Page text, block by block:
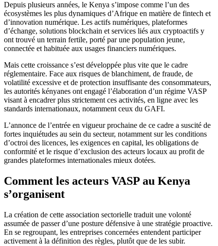
Depuis plusieurs années, le Kenya s’impose comme l’un des
écosystèmes les plus dynamiques d’Afrique en matière de fintech et
d’innovation numérique. Les actifs numériques, plateformes
d’échange, solutions blockchain et services liés aux cryptoactifs y
ont trouvé un terrain fertile, porté par une population jeune,
connectée et habituée aux usages financiers numériques.
Mais cette croissance s’est développée plus vite que le cadre
réglementaire. Face aux risques de blanchiment, de fraude, de
volatilité excessive et de protection insuffisante des consommateurs,
les autorités kényanes ont engagé l’élaboration d’un régime VASP
visant à encadrer plus strictement ces activités, en ligne avec les
standards internationaux, notamment ceux du GAFI.
L’annonce de l’entrée en vigueur prochaine de ce cadre a suscité de
fortes inquiétudes au sein du secteur, notamment sur les conditions
d’octroi des licences, les exigences en capital, les obligations de
conformité et le risque d’exclusion des acteurs locaux au profit de
grandes plateformes internationales mieux dotées.
Comment les acteurs VASP au Kenya
s’organisent
La création de cette association sectorielle traduit une volonté
assumée de passer d’une posture défensive à une stratégie proactive.
En se regroupant, les entreprises concernées entendent participer
activement à la définition des règles, plutôt que de les subir.